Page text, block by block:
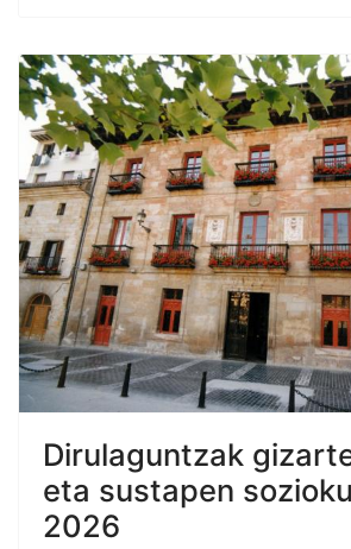
Dirulaguntzak
eta sustapen
2026